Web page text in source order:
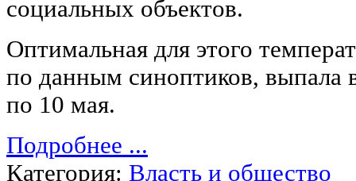
социальных объектов.
Оптимальная для этого
по данным синоптиков, выпала
по 10 мая.
Подробнее ...
Категория: Власть и общество